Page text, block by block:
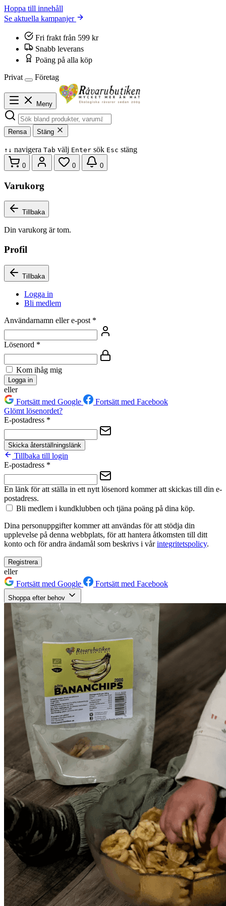
Hoppa till innehåll
Se aktuella kampanjer
Fri frakt från 599 kr
Snabb leverans
Poäng på alla köp
Privat
Företag
Meny
Rensa Stäng
↑ ↓ navigera Tab välj Enter sök Esc stäng
0 0 0
Varukorg
Tillbaka
Din varukorg är tom.
Profil
Tillbaka
Logga in
Bli medlem
Användarnamn eller e-post *
Lösenord *
Kom ihåg mig
Logga in
eller
Fortsätt med Google
Fortsätt med Facebook
Glömt lösenordet?
E-postadress *
Skicka återställningslänk
Tillbaka till login
E-postadress *
En länk för att ställa in ett nytt lösenord kommer att skickas till din e-
postadress.
Bli medlem i kundklubben och tjäna poäng på dina köp.
Dina personuppgifter kommer att användas för att stödja din
upplevelse på denna webbplats, för att hantera åtkomsten till ditt
konto och för andra ändamål som beskrivs i vårintegritetspolicy.
Registrera
eller
Fortsätt med Google
Fortsätt med Facebook
Shoppa efter behov